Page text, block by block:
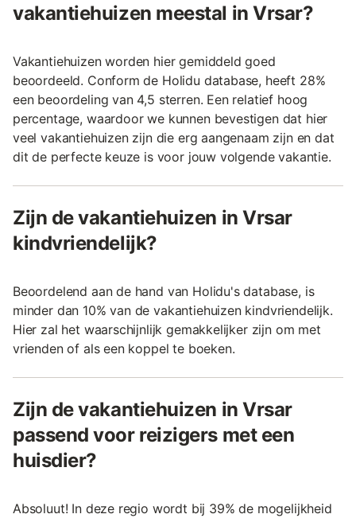
vakantiehuizen meestal in Vrsar?
Vakantiehuizen worden hier gemiddeld goed
beoordeeld. Conform de Holidu database, heeft 28%
een beoordeling van 4,5 sterren. Een relatief hoog
percentage, waardoor we kunnen bevestigen dat hier
veel vakantiehuizen zijn die erg aangenaam zijn en dat
dit de perfecte keuze is voor jouw volgende vakantie.
Zijn de vakantiehuizen in Vrsar
kindvriendelijk?
Beoordelend aan de hand van Holidu's database, is
minder dan 10% van de vakantiehuizen kindvriendelijk.
Hier zal het waarschijnlijk gemakkelijker zijn om met
vrienden of als een koppel te boeken.
Zijn de vakantiehuizen in Vrsar
passend voor reizigers met een
huisdier?
Absoluut! In deze regio wordt bij 39% de mogelijkheid